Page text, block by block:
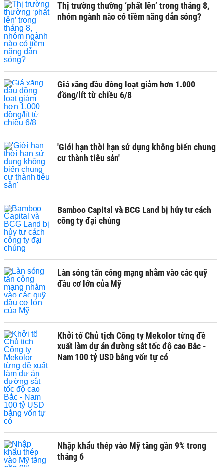
Thị trường thường ‘phất lên’ trong tháng 8,
nhóm ngành nào có tiềm năng dẫn sóng?
Giá xăng dầu đồng loạt giảm hơn 1.000
đồng/lít từ chiều 6/8
'Giới hạn thời hạn sử dụng không biến chung
cư thành tiêu sản'
Bamboo Capital và BCG Land bị hủy tư cách
công ty đại chúng
Làn sóng tấn công mạng nhằm vào các quỹ
đầu cơ lớn của Mỹ
Khởi tố Chủ tịch Công ty Mekolor từng đề
xuất làm dự án đường sắt tốc độ cao Bắc -
Nam 100 tỷ USD bằng vốn tự có
Nhập khẩu thép vào Mỹ tăng gần 9% trong
tháng 6